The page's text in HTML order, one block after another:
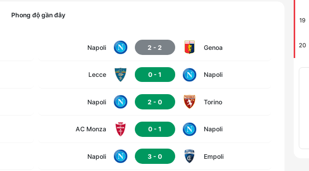
Rafael Marín
Luis Hasa
Phong độ gần đây
Napoli 2 -2 Genoa
Lecce 0 -1 Napoli
Napoli 2 -0 Torino
AC Monza 0 -1 Napoli
Napoli 3 -0 Empoli
19
20